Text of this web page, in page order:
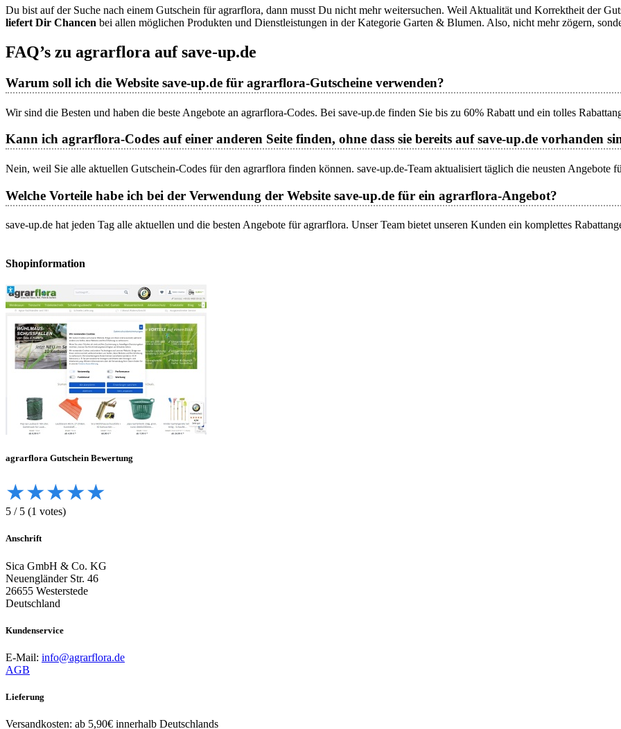
Du bist auf der Suche nach einem Gutschein für agrarflora, dann musst Du nicht mehr weitersuchen. Weil Aktualität und Korrektheit der
liefert Dir Chancen bei allen möglichen Produkten und Dienstleistungen in der Kategorie Garten & Blumen. Also, nicht mehr zögern,
FAQ’s zu agrarflora auf save-up.de
Warum soll ich die Website save-up.de für agrarflora-Gutscheine verwenden?
Wir sind die Besten und haben die beste Angebote an agrarflora-Codes. Bei save-up.de finden Sie bis zu 60% Rabatt und ein tolles
Kann ich agrarflora-Codes auf einer anderen Seite finden, ohne dass sie bereits auf save-up.de vorhanden
Nein, weil Sie alle aktuellen Gutschein-Codes für den agrarflora finden können. save-up.de-Team aktualisiert täglich die neusten Angebote
Welche Vorteile habe ich bei der Verwendung der Website save-up.de für ein agrarflora-Angebot?
save-up.de hat jeden Tag alle aktuellen und die besten Angebote für agrarflora. Unser Team bietet unseren Kunden ein komplettes
Shopinformation
agrarflora Gutschein Bewertung
★★★★★
5 / 5 (1 votes)
Anschrift
Sica GmbH & Co. KG
Neuengländer Str. 46
26655 Westerstede
Deutschland
Kundenservice
E-Mail: info@agrarflora.de
AGB
Lieferung
Versandkosten: ab 5,90€ innerhalb Deutschlands